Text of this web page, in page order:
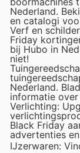
Nederland.
en catalogi
Verf en
Friday
bij Hubo in
niet!
Nederland.
informatie
Verlichting:
Black Friday
advertenties
IJzerwaren: